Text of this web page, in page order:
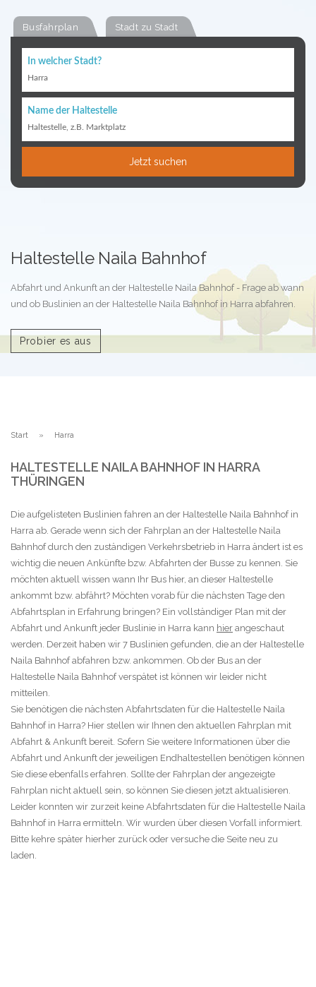
Busfahrplan Stadt zu Stadt
In welcher Stadt?
Harra
Name der Haltestelle
Haltestelle, z.B. Marktplatz
Jetzt suchen
Haltestelle Naila Bahnhof
Abfahrt und Ankunft an der Haltestelle Naila Bahnhof - Frage ab wann
und ob Buslinien an der Haltestelle Naila Bahnhof in Harra abfahren.
Probier es aus
Start Harra
HALTESTELLE NAILA BAHNHOF IN HARRA
THÜRINGEN
Die aufgelisteten Buslinien fahren an der Haltestelle Naila Bahnhof in
Harra ab. Gerade wenn sich der Fahrplan an der Haltestelle Naila
Bahnhof durch den zuständigen Verkehrsbetrieb in Harra ändert ist es
wichtig die neuen Ankünfte bzw. Abfahrten der Busse zu kennen. Sie
möchten aktuell wissen wann Ihr Bus hier, an dieser Haltestelle
ankommt bzw. abfährt? Möchten vorab für die nächsten Tage den
Abfahrtsplan in Erfahrung bringen? Ein vollständiger Plan mit der
Abfahrt und Ankunft jeder Buslinie in Harra kann hier angeschaut
werden. Derzeit haben wir 7 Buslinien gefunden, die an der Haltestelle
Naila Bahnhof abfahren bzw. ankommen. Ob der Bus an der
Haltestelle Naila Bahnhof verspätet ist können wir leider nicht
mitteilen.
Sie benötigen die nächsten Abfahrtsdaten für die Haltestelle Naila
Bahnhof in Harra? Hier stellen wir Ihnen den aktuellen Fahrplan mit
Abfahrt & Ankunft bereit. Sofern Sie weitere Informationen über die
Abfahrt und Ankunft der jeweiligen Endhaltestellen benötigen können
Sie diese ebenfalls erfahren. Sollte der Fahrplan der angezeigte
Fahrplan nicht aktuell sein, so können Sie diesen jetzt aktualisieren.
Leider konnten wir zurzeit keine Abfahrtsdaten für die Haltestelle Naila
Bahnhof in Harra ermitteln. Wir wurden über diesen Vorfall informiert.
Bitte kehre später hierher zurück oder versuche die Seite neu zu
laden.